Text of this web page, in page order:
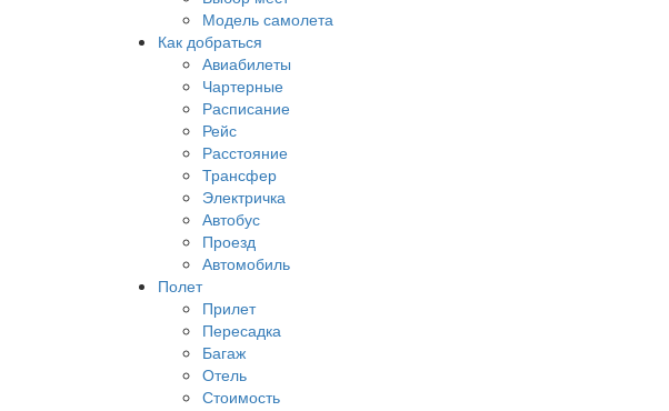
Модель самолета
Как добраться
Авиабилеты
Чартерные
Расписание
Рейс
Расстояние
Трансфер
Электричка
Автобус
Проезд
Автомобиль
Полет
Прилет
Пересадка
Багаж
Отель
Стоимость